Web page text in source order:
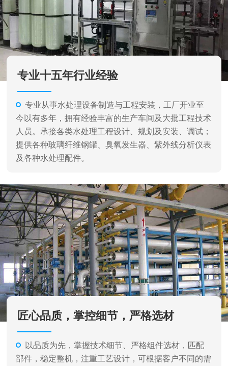
今以有多年，拥有经验丰富的生产车间及大批工程技术
人员。承接各类水处理工程设计、规划及安装、调试；
提供各种玻璃纤维钢罐、臭氧发生器、紫外线分析仪表
及各种水处理配件。
匠心品质，掌控细节，严格选材
以品质为先，掌握技术细节、严格组件选材，匹配
部件，稳定整机，注重工艺设计，可根据客户不同的需
求量身定制。在工程设计、材料选用、设计制作、工程
安装等方面的每一个环节，都严格按照ISO9001质量管
理体系进行。